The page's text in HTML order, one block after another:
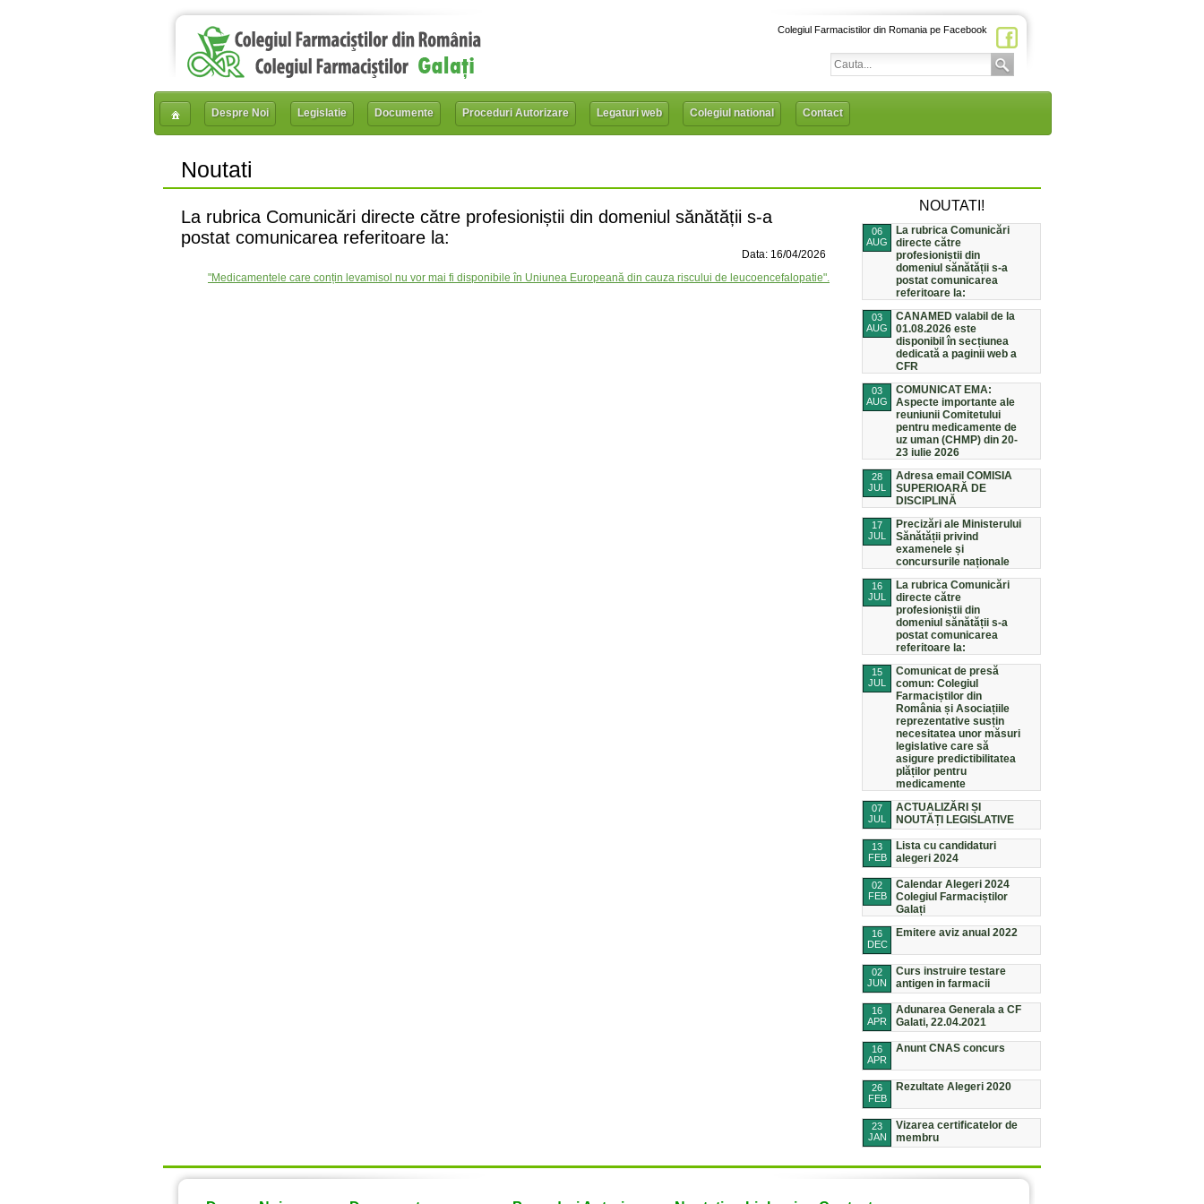
Colegiul Farmacistilor din Romania pe Facebook
Despre Noi Legislatie Documente Proceduri Autorizare Legaturi web Colegiul national Contact
Noutati
La rubrica Comunicări directe către profesioniștii din domeniul sănătății s-a
postat comunicarea referitoare la:
Data: 16/04/2026
"Medicamentele care conțin levamisol nu vor mai fi disponibile în Uniunea Europeană din cauza riscului de leucoencefalopatie".
NOUTATI!
06
AUG
La rubrica Comunicări
directe către
profesioniștii din
domeniul sănătății s-a
postat comunicarea
referitoare la:
03
AUG
CANAMED valabil de la
01.08.2026 este
disponibil în secțiunea
dedicată a paginii web a
CFR
03
AUG
COMUNICAT EMA:
Aspecte importante ale
reuniunii Comitetului
pentru medicamente de
uz uman (CHMP) din 20-
23 iulie 2026
28
JUL
Adresa email COMISIA
SUPERIOARĂ DE
DISCIPLINĂ
17
JUL
Precizări ale Ministerului
Sănătății privind
examenele și
concursurile naționale
16
JUL
La rubrica Comunicări
directe către
profesioniștii din
domeniul sănătății s-a
postat comunicarea
referitoare la:
15
JUL
Comunicat de presă
comun: Colegiul
Farmaciștilor din
România și Asociațiile
reprezentative susțin
necesitatea unor măsuri
legislative care să
asigure predictibilitatea
plăților pentru
medicamente
07
JUL
ACTUALIZĂRI ȘI
NOUTĂȚI LEGISLATIVE
13
FEB
Lista cu candidaturi
alegeri 2024
02
FEB
Calendar Alegeri 2024
Colegiul Farmaciștilor
Galați
16
DEC
Emitere aviz anual 2022
02
JUN
Curs instruire testare
antigen in farmacii
16
APR
Adunarea Generala a CF
Galati, 22.04.2021
16
APR
Anunt CNAS concurs
26
FEB
Rezultate Alegeri 2020
23
JAN
Vizarea certificatelor de
membru